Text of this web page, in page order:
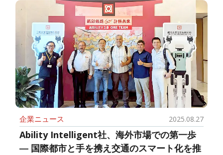
企業ニュース 2025.08.27
Ability Intelligent社、海外市場での第一歩
― 国際都市と手を携え交通のスマート化を推